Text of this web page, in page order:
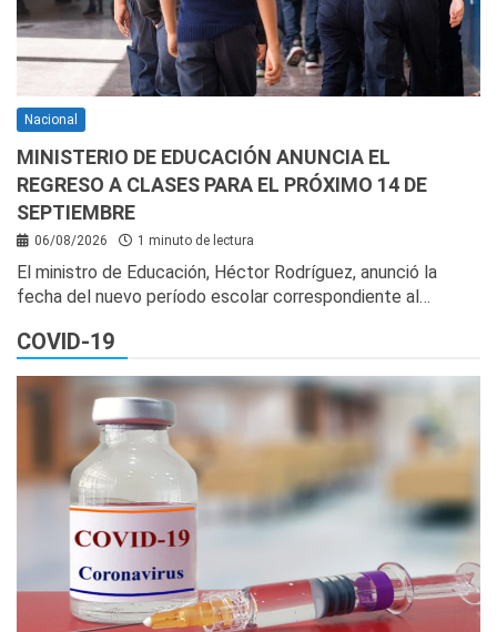
Nacional
MINISTERIO DE EDUCACIÓN ANUNCIA EL
REGRESO A CLASES PARA EL PRÓXIMO 14 DE
SEPTIEMBRE
06/08/2026 1 minuto de lectura
El ministro de Educación, Héctor Rodríguez, anunció la
fecha del nuevo período escolar correspondiente al…
COVID-19